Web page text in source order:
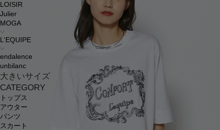
LOISIR
Julier
MOGA
L'EQUIPE
endalence
unbilanc
大きいサイズ
CATEGORY
トップス
アウター
パンツ
スカート